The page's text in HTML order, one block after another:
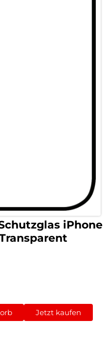
iPhone
Jetzt kaufen